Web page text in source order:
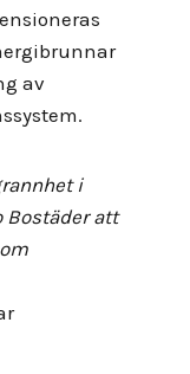
av
i
Bostäder att